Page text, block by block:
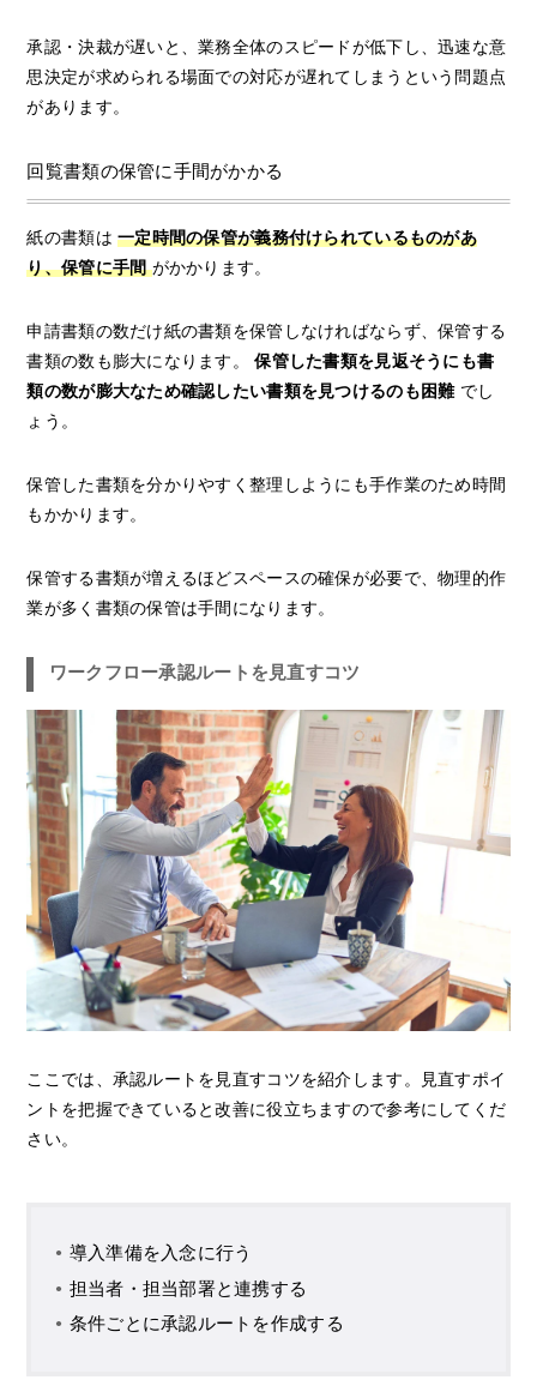
承認・決裁が遅いと、業務全体のスピードが低下し、迅速な意
思決定が求められる場面での対応が遅れてしまうという問題点
があります。
回覧書類の保管に手間がかかる
紙の書類は一定時間の保管が義務付けられているものがあ
り、保管に手間がかかります。
申請書類の数だけ紙の書類を保管しなければならず、保管する
書類の数も膨大になります。保管した書類を見返そうにも書
類の数が膨大なため確認したい書類を見つけるのも困難 でし
ょう。
保管した書類を分かりやすく整理しようにも手作業のため時間
もかかります。
保管する書類が増えるほどスペースの確保が必要で、物理的作
業が多く書類の保管は手間になります。
ワークフロー承認ルートを見直すコツ
ここでは、承認ルートを見直すコツを紹介します。見直すポイ
ントを把握できていると改善に役立ちますので参考にしてくだ
さい。
導入準備を入念に行う
担当者・担当部署と連携する
条件ごとに承認ルートを作成する